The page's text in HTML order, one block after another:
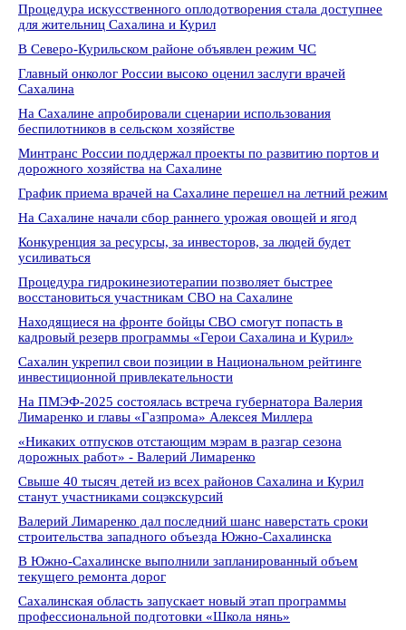
Процедура искусственного оплодотворения стала доступнее
для жительниц Сахалина и Курил
В Северо-Курильском районе объявлен режим ЧС
Главный онколог России высоко оценил заслуги врачей
Сахалина
На Сахалине апробировали сценарии использования
беспилотников в сельском хозяйстве
Минтранс России поддержал проекты по развитию портов и
дорожного хозяйства на Сахалине
График приема врачей на Сахалине перешел на летний режим
На Сахалине начали сбор раннего урожая овощей и ягод
Конкуренция за ресурсы, за инвесторов, за людей будет
усиливаться
Процедура гидрокинезиотерапии позволяет быстрее
восстановиться участникам СВО на Сахалине
Находящиеся на фронте бойцы СВО смогут попасть в
кадровый резерв программы «Герои Сахалина и Курил»
Сахалин укрепил свои позиции в Национальном рейтинге
инвестиционной привлекательности
На ПМЭФ-2025 состоялась встреча губернатора Валерия
Лимаренко и главы «Газпрома» Алексея Миллера
«Никаких отпусков отстающим мэрам в разгар сезона
дорожных работ» - Валерий Лимаренко
Свыше 40 тысяч детей из всех районов Сахалина и Курил
станут участниками соцэкскурсий
Валерий Лимаренко дал последний шанс наверстать сроки
строительства западного объезда Южно-Сахалинска
В Южно-Сахалинске выполнили запланированный объем
текущего ремонта дорог
Сахалинская область запускает новый этап программы
профессиональной подготовки «Школа нянь»